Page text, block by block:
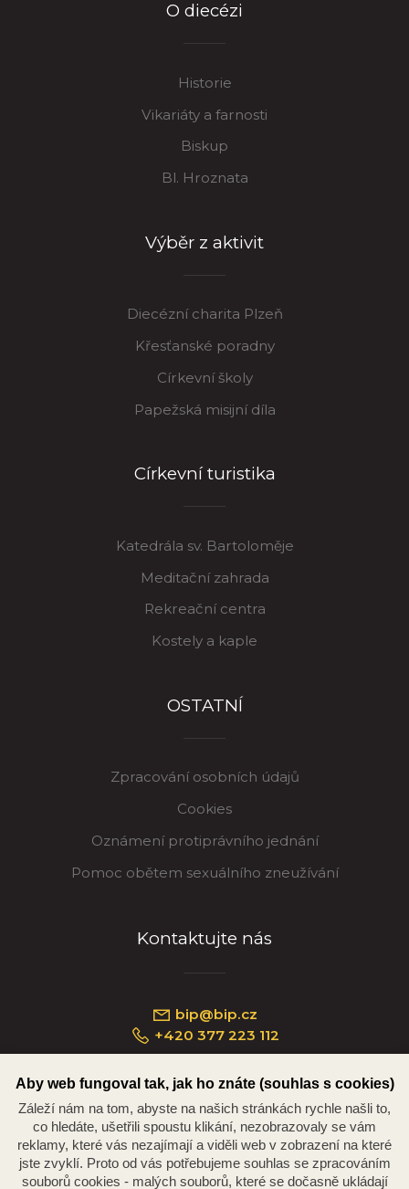
O diecézi
Historie
Vikariáty a farnosti
Biskup
Bl. Hroznata
Výběr z aktivit
Diecézní charita Plzeň
Křesťanské poradny
Církevní školy
Papežská misijní díla
Církevní turistika
Katedrála sv. Bartoloměje
Meditační zahrada
Rekreační centra
Kostely a kaple
OSTATNÍ
Zpracování osobních údajů
Cookies
Oznámení protiprávního jednání
Pomoc obětem sexuálního zneužívání
Kontaktujte nás
bip@bip.cz
+420 377 223 112
Náměstí Republiky 234/35, 301 00 Plzeň
Aby web fungoval tak, jak ho znáte (souhlas s cookies)
Záleží nám na tom, abyste na našich stránkách rychle našli to,
co hledáte, ušetřili spoustu klikání, nezobrazovaly se vám
reklamy, které vás nezajímají a viděli web v zobrazení na které
jste zvyklí. Proto od vás potřebujeme souhlas se zpracováním
souborů cookies - malých souborů, které se dočasně ukládají